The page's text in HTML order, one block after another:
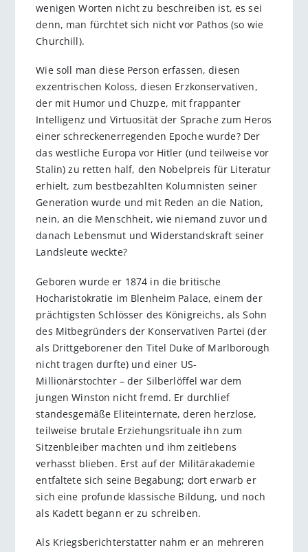
wenigen Worten nicht zu beschreiben ist, es sei
denn, man fürchtet sich nicht vor Pathos (so wie
Churchill).
Wie soll man diese Person erfassen, diesen
exzentrischen Koloss, diesen Erzkonservativen,
der mit Humor und Chuzpe, mit frappanter
Intelligenz und Vir­tuosität der Sprache zum Heros
einer schreckenerregenden Epoche wurde? Der
das westliche Europa vor Hitler (und teilweise vor
Stalin) zu retten half, den Nobelpreis für Literatur
erhielt, zum bestbezahlten Kolumnisten seiner
Generation wurde und mit Reden an die Nation,
nein, an die Menschheit, wie niemand zuvor und
danach Lebensmut und Widerstandskraft seiner
Landsleute weckte?
Geboren wurde er 1874 in die britische
Hocharistokratie im Blenheim Palace, einem der
prächtigsten Schlösser des Königreichs, als Sohn
des Mitbegründers der Konservativen Partei (der
als Drittgeborener den Titel Duke of Marl­borough
nicht tragen durfte) und einer US-
Millionärstochter – der Silberlöffel war dem
jungen Winston nicht fremd. Er durchlief
standesgemäße Eliteinternate, deren herzlose,
teilweise brutale Erziehungsrituale ihn zum
Sitzenbleiber machten und ihm zeitlebens
verhasst blieben. Erst auf der Militärakademie
entfaltete sich seine Begabung; dort erwarb er
sich eine profunde klassische Bildung, und noch
als Kadett begann er zu schreiben.
Als Kriegsberichterstatter nahm er an mehreren